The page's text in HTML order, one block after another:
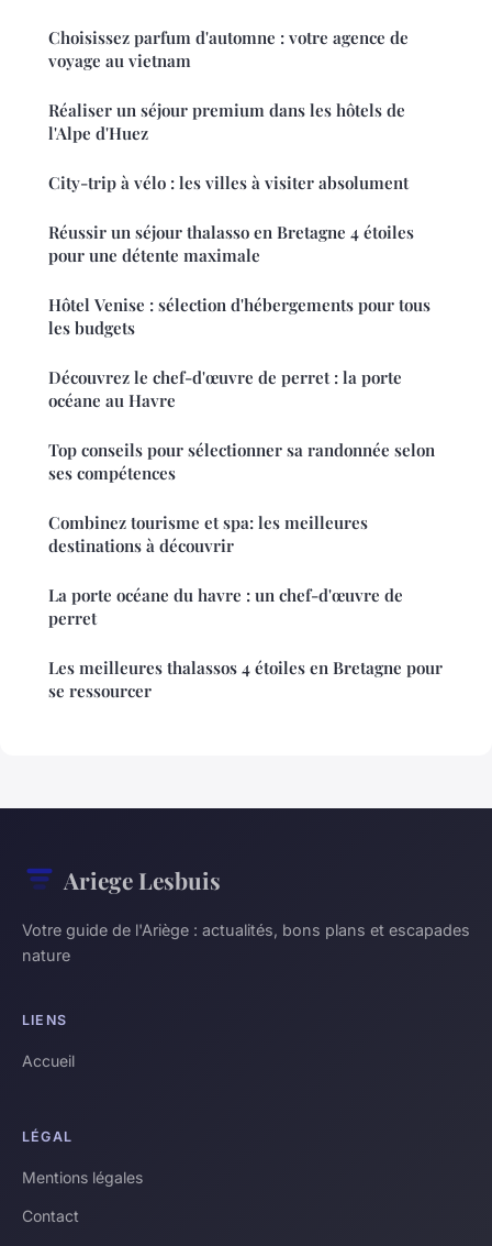
Choisissez parfum d'automne : votre agence de
voyage au vietnam
Réaliser un séjour premium dans les hôtels de
l'Alpe d'Huez
City-trip à vélo : les villes à visiter absolument
Réussir un séjour thalasso en Bretagne 4 étoiles
pour une détente maximale
Hôtel Venise : sélection d'hébergements pour tous
les budgets
Découvrez le chef-d'œuvre de perret : la porte
océane au Havre
Top conseils pour sélectionner sa randonnée selon
ses compétences
Combinez tourisme et spa: les meilleures
destinations à découvrir
La porte océane du havre : un chef-d'œuvre de
perret
Les meilleures thalassos 4 étoiles en Bretagne pour
se ressourcer
Ariege Lesbuis
Votre guide de l'Ariège : actualités, bons plans et escapades
nature
LIENS
Accueil
LÉGAL
Mentions légales
Contact